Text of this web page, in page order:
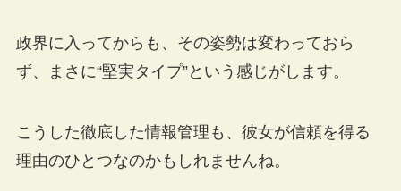
政界に入ってからも、その姿勢は変わっておら
ず、まさに“堅実タイプ”という感じがします。
こうした徹底した情報管理も、彼女が信頼を得る
理由のひとつなのかもしれませんね。